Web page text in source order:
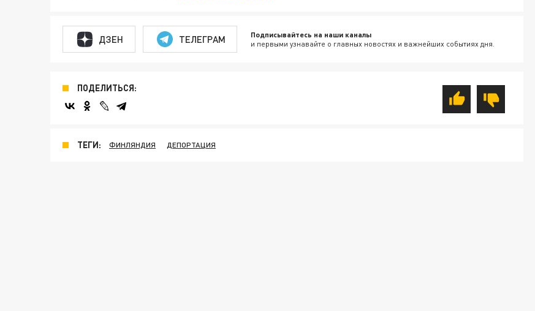
ДЗЕН ТЕЛЕГРАМ Подписывайтесь на наши каналы
и первыми узнавайте о главных новостях и важнейших событиях дня.
ПОДЕЛИТЬСЯ:
ТЕГИ: ФИНЛЯНДИЯ ДЕПОРТАЦИЯ